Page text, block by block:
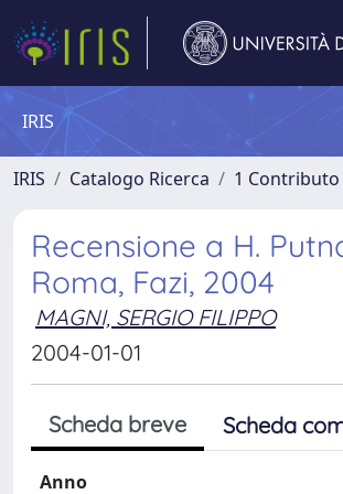
IRIS
IRIS Catalogo Ricerca 1 Contributo
Recensione a H.
Roma, Fazi, 2004
MAGNI, SERGIO FILIPPO
2004-01-01
Scheda breve Scheda
Anno